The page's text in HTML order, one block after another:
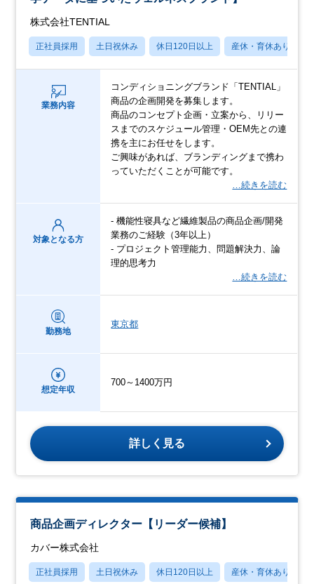
株式会社TENTIAL
正社員採用 土日祝休み 休日120日以上 産休・育休あり
業務内容
コンディショニングブランド「TENTIAL」
商品の企画開発を募集します。
商品のコンセプト企画・立案から、リリー
スまでのスケジュール管理・OEM先との連
携を主にお任せをします。
ご興味があれば、ブランディングまで携わ
っていただくことが可能です。
…続きを読む
対象となる方
- 機能性寝具など繊維製品の商品企画/開発
業務のご経験（3年以上）
- プロジェクト管理能力、問題解決力、論
理的思考力
…続きを読む
勤務地
東京都
想定年収
700～1400万円
詳しく見る
商品企画ディレクター【リーダー候補】
カバー株式会社
正社員採用 土日祝休み 休日120日以上 産休・育休あり